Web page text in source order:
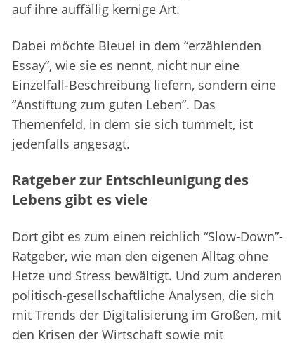
auf ihre auffällig kernige Art.
Dabei möchte Bleuel in dem “erzählenden
Essay”, wie sie es nennt, nicht nur eine
Einzelfall-Beschreibung liefern, sondern eine
“Anstiftung zum guten Leben”. Das
Themenfeld, in dem sie sich tummelt, ist
jedenfalls angesagt.
Ratgeber zur Entschleunigung des
Lebens gibt es viele
Dort gibt es zum einen reichlich “Slow-Down”-
Ratgeber, wie man den eigenen Alltag ohne
Hetze und Stress bewältigt. Und zum anderen
politisch-gesellschaftliche Analysen, die sich
mit Trends der Digitalisierung im Großen, mit
den Krisen der Wirtschaft sowie mit